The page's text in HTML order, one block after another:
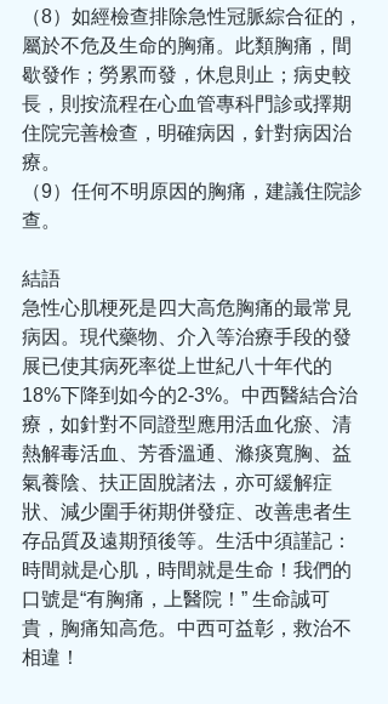
（8）如經檢查排除急性冠脈綜合征的，
屬於不危及生命的胸痛。此類胸痛，間
歇發作；勞累而發，休息則止；病史較
長，則按流程在心血管專科門診或擇期
住院完善檢查，明確病因，針對病因治
療。
（9）任何不明原因的胸痛，建議住院診
查。
結語
急性心肌梗死是四大高危胸痛的最常見
病因。現代藥物、介入等治療手段的發
展已使其病死率從上世紀八十年代的
18%下降到如今的2-3%。中西醫結合治
療，如針對不同證型應用活血化瘀、清
熱解毒活血、芳香溫通、滌痰寬胸、益
氣養陰、扶正固脫諸法，亦可緩解症
狀、減少圍手術期併發症、改善患者生
存品質及遠期預後等。生活中須謹記：
時間就是心肌，時間就是生命！我們的
口號是“有胸痛，上醫院！” 生命誠可
貴，胸痛知高危。中西可益彰，救治不
相違！